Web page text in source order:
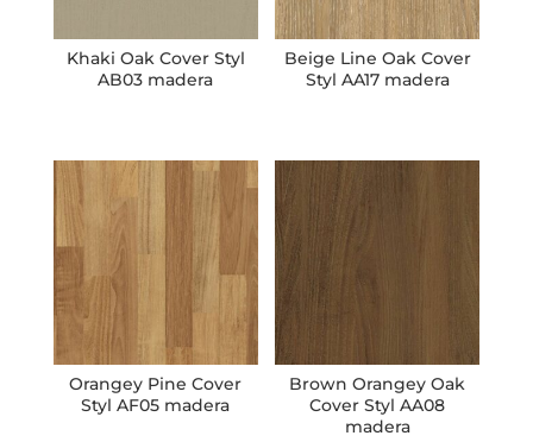
Khaki Oak Cover Styl
AB03 madera
Beige Line Oak Cover
Styl AA17 madera
Orangey Pine Cover
Styl AF05 madera
Brown Orangey Oak
Cover Styl AA08
madera